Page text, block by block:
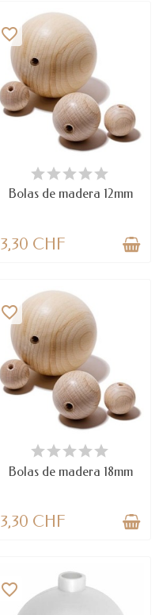
DISPONIBLE
favorite_border
Bolas de madera 12mm
3,30 CHF
DISPONIBLE
favorite_border
Bolas de madera 18mm
3,30 CHF
favorite_border